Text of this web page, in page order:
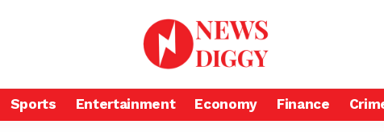
Sports Entertainment Economy Finance